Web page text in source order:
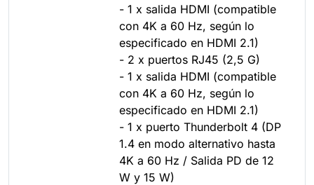
- 1 x salida HDMI (compatible
con 4K a 60 Hz, según lo
especificado en HDMI 2.1)
- 2 x puertos RJ45 (2,5 G)
- 1 x salida HDMI (compatible
con 4K a 60 Hz, según lo
especificado en HDMI 2.1)
- 1 x puerto Thunderbolt 4 (DP
1.4 en modo alternativo hasta
4K a 60 Hz / Salida PD de 12
W y 15 W)